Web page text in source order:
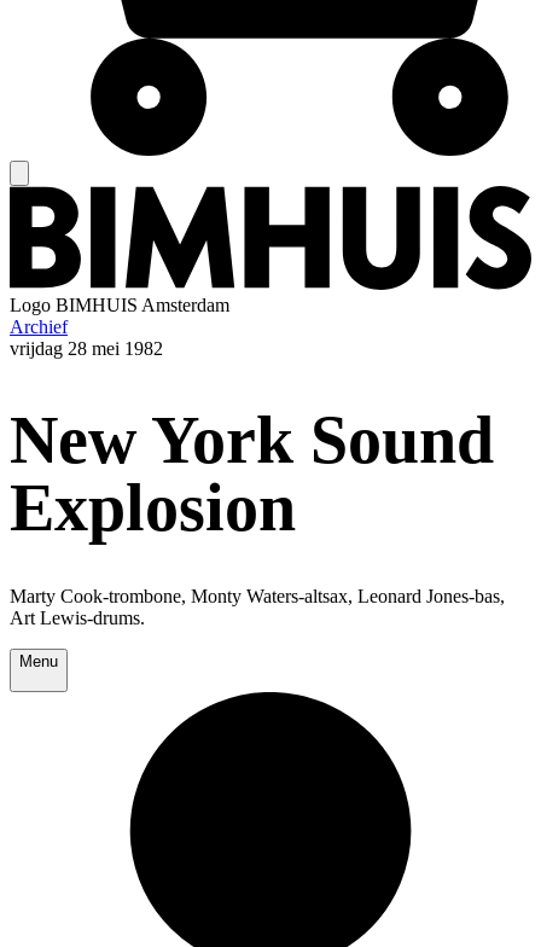
Logo BIMHUIS Amsterdam
Archief
vrijdag 28 mei 1982
New York Sound
Explosion
Marty Cook-trombone, Monty Waters-altsax, Leonard Jones-bas,
Art Lewis-drums.
Menu